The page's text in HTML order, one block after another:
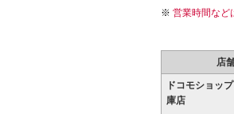
営業時間など
店
ドコモショッ
庫店